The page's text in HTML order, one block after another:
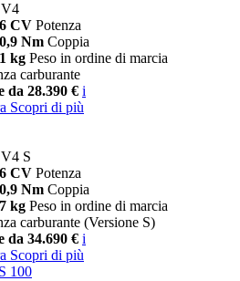
V4
CV Potenza
Nm Coppia
kg Peso in ordine di marcia
carburante
da 28.390 € i
Scopri di più
S
CV Potenza
Nm Coppia
kg Peso in ordine di marcia
carburante (Versione S)
da 34.690 € i
Scopri di più
100